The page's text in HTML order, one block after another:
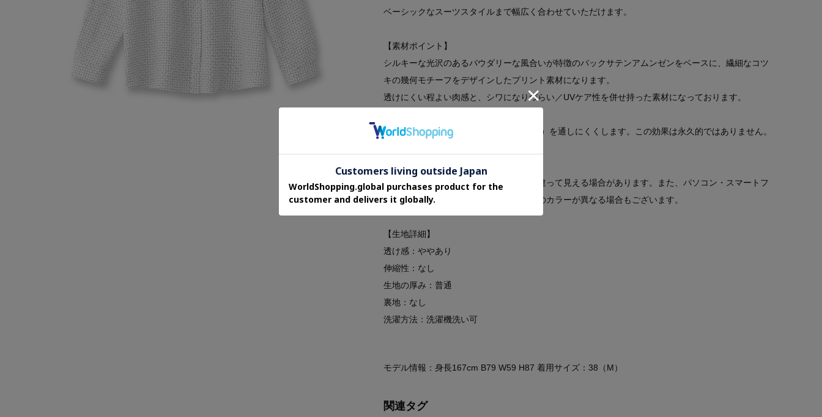
ベーシックなスーツスタイルまで幅広く合わせていただけます。
【素材ポイント】
シルキーな光沢のあるパウダリーな風合いが特徴のバックサテンアムンゼンをベースに、繊細なコツ
キの幾何モチーフをデザインしたプリント素材になります。
透けにくい程よい肉感と、シワになりづらい／UVケア性を併せ持った素材になっております。
※この製品は、太陽光線中の紫外線（UV）を通しにくくします。この効果は永久的ではありません。
※照明の関係により、実際よりも色味が違って見える場合があります。また、パソコン・スマートフ
ォンなどの環境により、若干製品と画像のカラーが異なる場合もございます。
【生地詳細】
透け感：ややあり
伸縮性：なし
生地の厚み：普通
裏地：なし
洗濯方法：洗濯機洗い可
モデル情報：身長167cm B79 W59 H87 着用サイズ：38（M）
関連タグ